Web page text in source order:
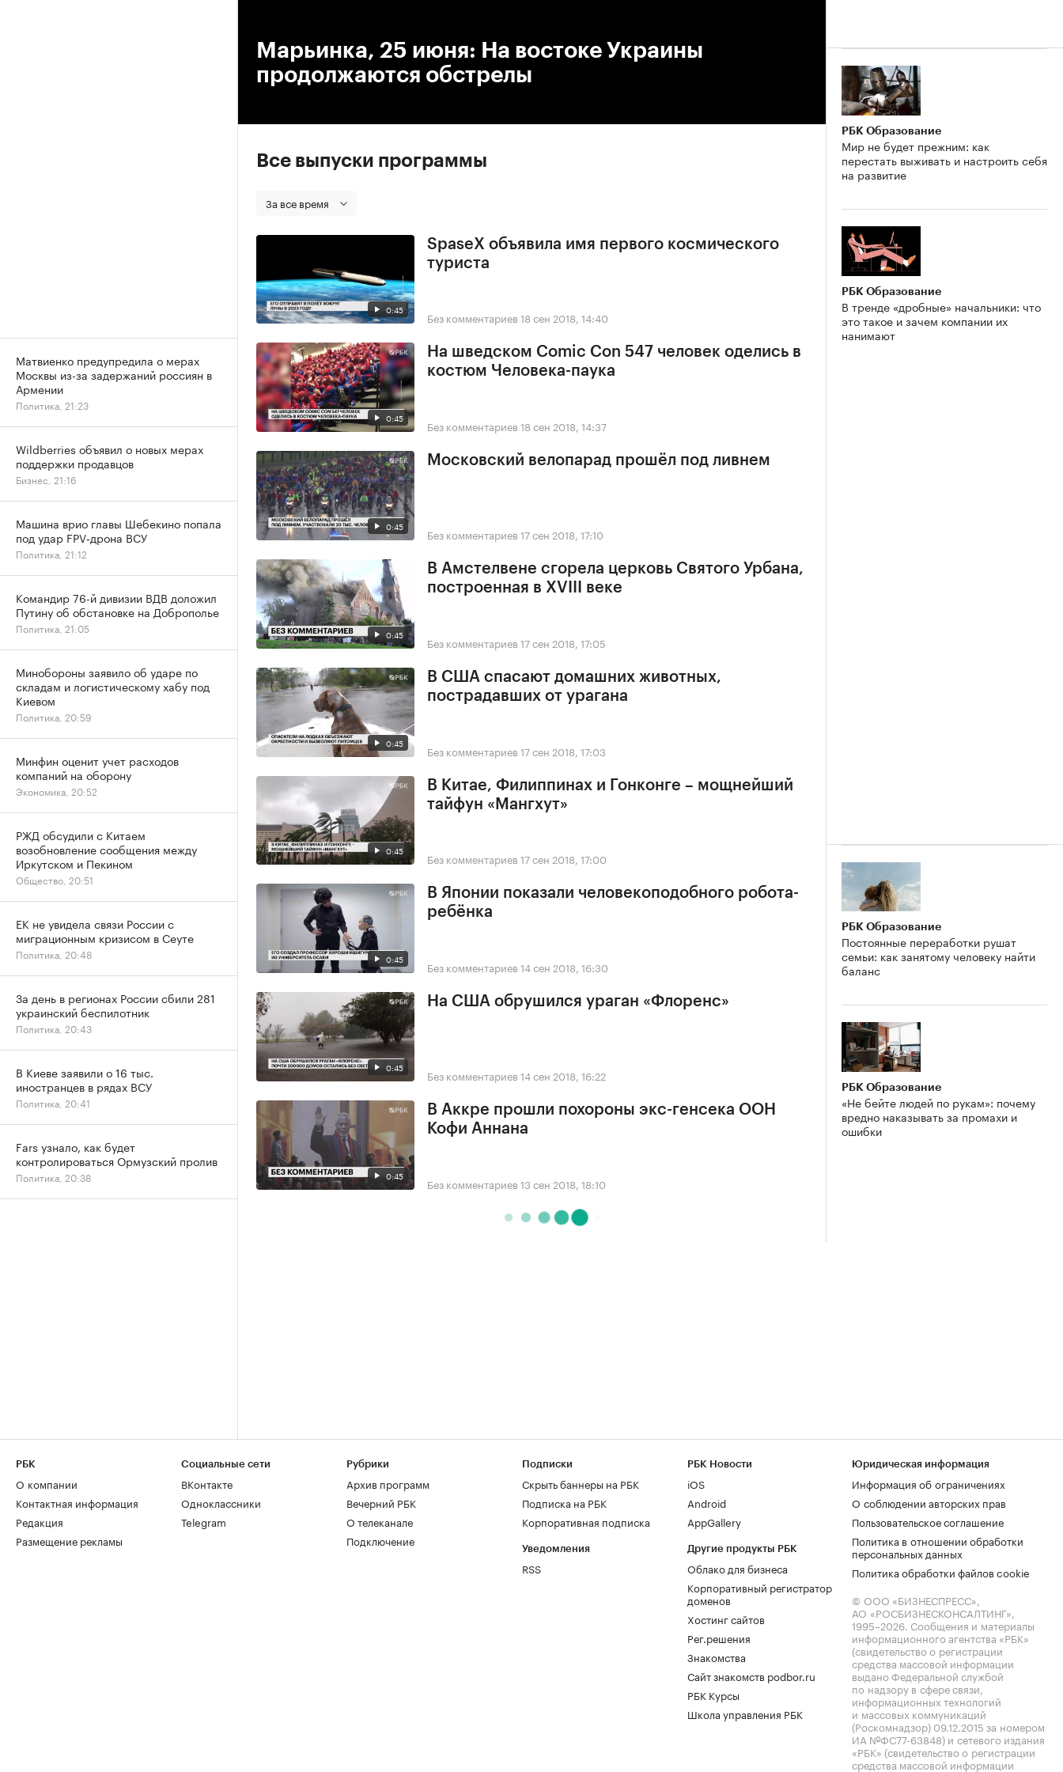
Марьинка, 25 июня: На востоке Украины
продолжаются обстрелы
Все выпуски программы
За все время
0:45
SpaseX объявила имя первого космического
туриста
Без комментариев 18 сен 2018, 14:40
0:45
На шведском Comic Con 547 человек оделись в
костюм Человека-паука
Без комментариев 18 сен 2018, 14:37
0:45
Московский велопарад прошёл под ливнем
Без комментариев 17 сен 2018, 17:10
0:45
В Амстелвене сгорела церковь Святого Урбана,
построенная в XVIII веке
Без комментариев 17 сен 2018, 17:05
0:45
В США спасают домашних животных,
пострадавших от урагана
Без комментариев 17 сен 2018, 17:03
0:45
В Китае, Филиппинах и Гонконге – мощнейший
тайфун «Мангхут»
Без комментариев 17 сен 2018, 17:00
0:45
В Японии показали человекоподобного робота-
ребёнка
Без комментариев 14 сен 2018, 16:30
0:45
На США обрушился ураган «Флоренс»
Без комментариев 14 сен 2018, 16:22
0:45
В Аккре прошли похороны экс-генсека ООН
Кофи Аннана
Без комментариев 13 сен 2018, 18:10
РБК Образование
Мир не будет прежним: как
перестать выживать и настроить себя
на развитие
РБК Образование
В тренде «дробные» начальники: что
это такое и зачем компании их
нанимают
РБК Образование
Постоянные переработки рушат
семьи: как занятому человеку найти
баланс
РБК Образование
«Не бейте людей по рукам»: почему
вредно наказывать за промахи и
ошибки
Матвиенко предупредила о мерах
Москвы из-за задержаний россиян в
Армении
Политика, 21:23
Wildberries объявил о новых мерах
поддержки продавцов
Бизнес, 21:16
Машина врио главы Шебекино попала
под удар FPV‑дрона ВСУ
Политика, 21:12
Командир 76-й дивизии ВДВ доложил
Путину об обстановке на Доброполье
Политика, 21:05
Минобороны заявило об ударе по
складам и логистическому хабу под
Киевом
Политика, 20:59
Минфин оценит учет расходов
компаний на оборону
Экономика, 20:52
РЖД обсудили с Китаем
возобновление сообщения между
Иркутском и Пекином
Общество, 20:51
ЕК не увидела связи России с
миграционным кризисом в Сеуте
Политика, 20:48
За день в регионах России сбили 281
украинский беспилотник
Политика, 20:43
В Киеве заявили о 16 тыс.
иностранцев в рядах ВСУ
Политика, 20:41
Fars узнало, как будет
контролироваться Ормузский пролив
Политика, 20:38
РБК
О компании
Контактная информация
Редакция
Размещение рекламы
Социальные сети
ВКонтакте
Одноклассники
Telegram
Рубрики
Архив программ
Вечерний РБК
О телеканале
Подключение
Подписки
Скрыть баннеры на РБК
Подписка на РБК
Корпоративная подписка
Уведомления
RSS
РБК Новости
iOS
Android
AppGallery
Другие продукты РБК
Облако для бизнеса
Корпоративный регистратор
доменов
Хостинг сайтов
Рег.решения
Знакомства
Сайт знакомств podbor.ru
РБК Курсы
Школа управления РБК
Юридическая информация
Информация об ограничениях
О соблюдении авторских прав
Пользовательское соглашение
Политика в отношении обработки
персональных данных
Политика обработки файлов cookie
© ООО «БИЗНЕСПРЕСС»,
АО «РОСБИЗНЕСКОНСАЛТИНГ»,
1995–2026. Сообщения и материалы
информационного агентства «РБК»
(свидетельство о регистрации
средства массовой информации
выдано Федеральной службой
по надзору в сфере связи,
информационных технологий
и массовых коммуникаций
(Роскомнадзор) 09.12.2015 за номером
ИА №ФС77-63848) и сетевого издания
«РБК» (свидетельство о регистрации
средства массовой информации